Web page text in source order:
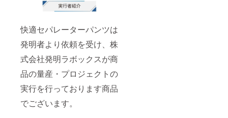
快適セパレーターパンツは
発明者より依頼を受け、株
式会社発明ラボックスが商
品の量産・プロジェクトの
実行を行っております商品
でございます。